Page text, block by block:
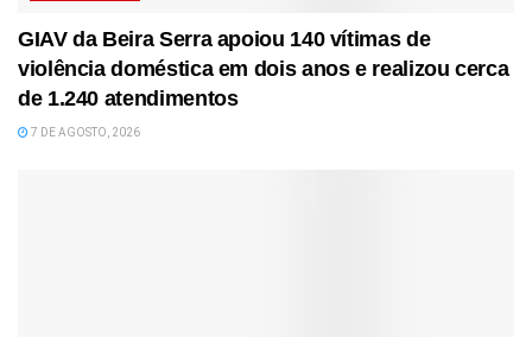
GIAV da Beira Serra apoiou 140 vítimas de
violência doméstica em dois anos e realizou cerca
de 1.240 atendimentos
7 DE AGOSTO, 2026